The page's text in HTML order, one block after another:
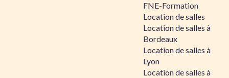
FNE-Formation
Location de salles
Location de salles à
Bordeaux
Location de salles à
Lyon
Location de salles à